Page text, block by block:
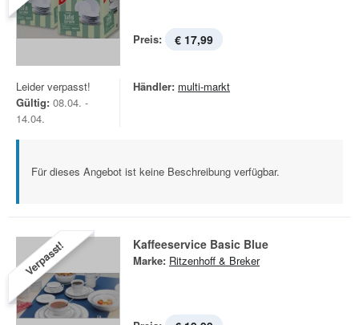
Preis: € 17,99
Leider verpasst!
Gültig: 08.04. -
14.04.
Händler: multi-markt
Für dieses Angebot ist keine Beschreibung verfügbar.
Verpasst! Kaffeeservice Basic Blue
Marke: Ritzenhoff & Breker